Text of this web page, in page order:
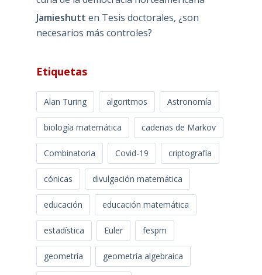
Jamieshutt en Tesis doctorales, ¿son
necesarios más controles?
Etiquetas
Alan Turing algoritmos Astronomía
biología matemática cadenas de Markov
Combinatoria Covid-19 criptografía
cónicas divulgación matemática
educación educación matemática
estadística Euler fespm
geometría geometría algebraica